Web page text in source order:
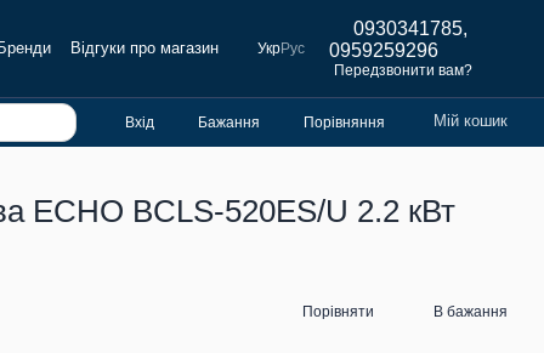
Бренди Відгуки про магазин УкрРус
0930341785,
0959259296
Передзвонити вам?
Вхід Бажання Порівняння Мій кошик
ECHO BCLS-520ES/U 2.2 кВт
Порівняти В бажання